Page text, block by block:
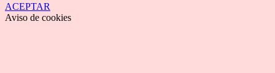
ACEPTAR
Aviso de cookies